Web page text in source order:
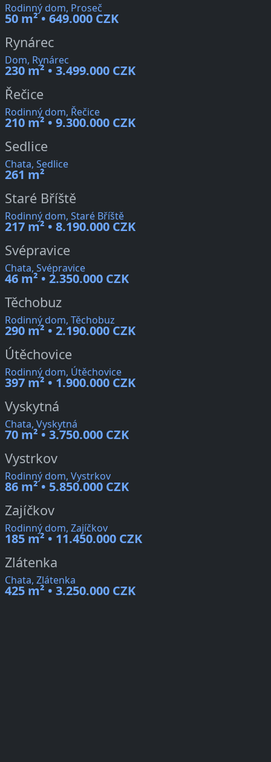
Rodinný dom, Proseč
50 m² • 649.000 CZK
Rynárec
Dom, Rynárec
230 m² • 3.499.000 CZK
Řečice
Rodinný dom, Řečice
210 m² • 9.300.000 CZK
Sedlice
Chata, Sedlice
261 m²
Staré Bříště
Rodinný dom, Staré Bříště
217 m² • 8.190.000 CZK
Svépravice
Chata, Svépravice
46 m² • 2.350.000 CZK
Těchobuz
Rodinný dom, Těchobuz
290 m² • 2.190.000 CZK
Útěchovice
Rodinný dom, Útěchovice
397 m² • 1.900.000 CZK
Vyskytná
Chata, Vyskytná
70 m² • 3.750.000 CZK
Vystrkov
Rodinný dom, Vystrkov
86 m² • 5.850.000 CZK
Zajíčkov
Rodinný dom, Zajíčkov
185 m² • 11.450.000 CZK
Zlátenka
Chata, Zlátenka
425 m² • 3.250.000 CZK